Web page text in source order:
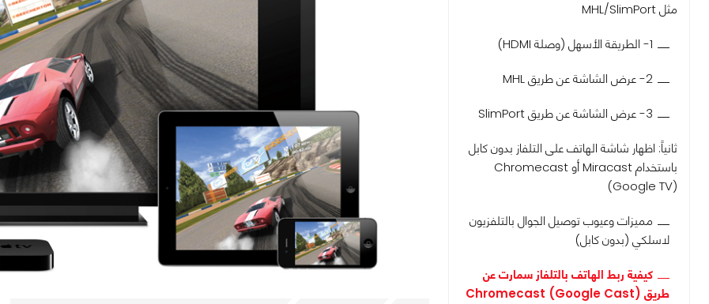
مثل MHL/SlimPort
1- الطريقة الأسهل (وصلة HDMI)
2- عرض الشاشة عن طريق MHL
3- عرض الشاشة عن طريق SlimPort
ثانياً: اظهار شاشة الهاتف على التلفاز بدون كابل
باستخدام Miracast أو Chromecast
(Google TV)
مميزات وعيوب توصيل الجوال بالتلفزيون
لاسلكي (بدون كابل)
كيفية ربط الهاتف بالتلفاز سمارت عن
طريق Chromecast (Google Cast)